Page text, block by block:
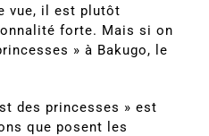
vue, il est plutôt
forte. Mais si on
» à Bakugo, le
des princesses » est
que posent les